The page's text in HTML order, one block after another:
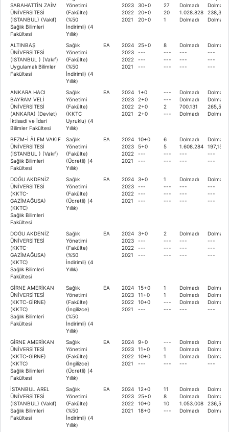
SABAHATTİN ZAİM
ÜNİVERSİTESİ
(İSTANBUL) (Vakıf)
Sağlık Bilimleri
Fakültesi
Yönetimi
(Fakülte)
(%50
İndirimli) (4
Yıllık)
2023
2022
2021
30+0
20+0
20+0
27
20
1
Dolmadı
1.028.828
Dolmadı
Dolmadı
Dolmadı
ALTINBAŞ
ÜNİVERSİTESİ
(İSTANBUL ) (Vakıf)
Uygulamalı Bilimler
Fakültesi
Sağlık
Yönetimi
(Fakülte)
(%50
İndirimli) (4
Yıllık)
EA
2024
2023
2022
2021
25+0
---
---
---
8
---
---
---
Dolmadı
---
---
---
Dolmadı
---
---
---
ANKARA HACI
BAYRAM VELİ
ÜNİVERSİTESİ
(ANKARA) (Devlet)
İktisadi ve İdari
Bilimler Fakültesi
Sağlık
Yönetimi
(Fakülte)
(KKTC
Uyruklu) (4
Yıllık)
EA
2024
2023
2022
2021
1+0
2+0
2+0
2+0
---
---
2
---
Dolmadı
Dolmadı
700.131
Dolmadı
Dolmadı
Dolmadı
Dolmadı
BEZM-İ ÂLEM VAKIF
ÜNİVERSİTESİ
(İSTANBUL ) (Vakıf)
Sağlık Bilimleri
Fakültesi
Sağlık
Yönetimi
(Fakülte)
(Ücretli) (4
Yıllık)
EA
2024
2023
2022
2021
10+0
5+0
---
---
6
5
---
---
Dolmadı
1.608.284
---
---
Dolmadı
---
---
DOĞU AKDENİZ
ÜNİVERSİTESİ
(KKTC-
GAZİMAĞUSA)
(KKTC)
Sağlık Bilimleri
Fakültesi
Sağlık
Yönetimi
(Fakülte)
(Ücretli) (4
Yıllık)
EA
2024
2023
2022
2021
3+0
---
---
---
1
---
---
---
Dolmadı
---
---
---
Dolmadı
---
---
---
DOĞU AKDENİZ
ÜNİVERSİTESİ
(KKTC-
GAZİMAĞUSA)
(KKTC)
Sağlık Bilimleri
Fakültesi
Sağlık
Yönetimi
(Fakülte)
(%50
İndirimli) (4
Yıllık)
EA
2024
2023
2022
2021
3+0
---
---
---
2
---
---
---
Dolmadı
---
---
---
Dolmadı
---
---
---
GİRNE AMERİKAN
ÜNİVERSİTESİ
(KKTC-GİRNE)
(KKTC)
Sağlık Bilimleri
Fakültesi
Sağlık
Yönetimi
(Fakülte)
(İngilizce)
(%50
İndirimli) (4
Yıllık)
EA
2024
2023
2022
2021
15+0
11+0
10+0
---
1
1
---
---
Dolmadı
Dolmadı
Dolmadı
---
Dolmadı
Dolmadı
Dolmadı
---
GİRNE AMERİKAN
ÜNİVERSİTESİ
(KKTC-GİRNE)
(KKTC)
Sağlık Bilimleri
Fakültesi
Sağlık
Yönetimi
(Fakülte)
(İngilizce)
(Ücretli) (4
Yıllık)
EA
2024
2023
2022
2021
9+0
11+0
10+0
---
---
1
1
---
Dolmadı
Dolmadı
Dolmadı
---
Dolmadı
Dolmadı
Dolmadı
---
İSTANBUL AREL
ÜNİVERSİTESİ
(İSTANBUL) (Vakıf)
Sağlık Bilimleri
Fakültesi
Sağlık
Yönetimi
(Fakülte)
(%50
İndirimli) (4
Yıllık)
EA
2024
2023
2022
2021
12+0
25+0
10+0
18+0
11
8
10
---
Dolmadı
Dolmadı
1.053.008
Dolmadı
Dolmadı
Dolmadı
Dolmadı